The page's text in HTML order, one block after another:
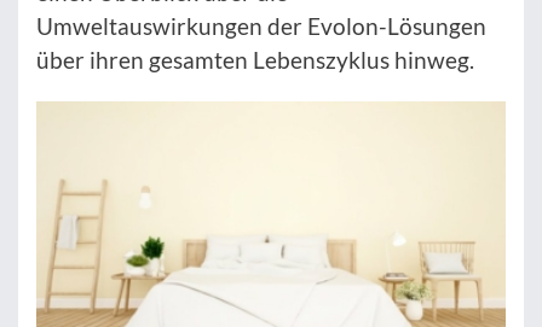
Umweltauswirkungen der Evolon-Lösungen
über ihren gesamten Lebenszyklus hinweg.